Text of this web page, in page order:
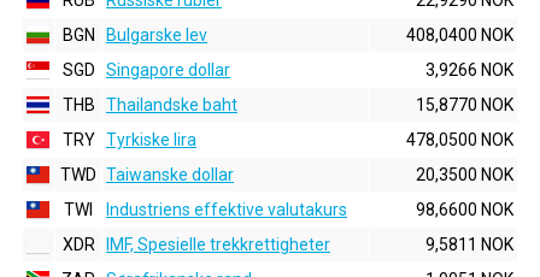
BGN
Bulgarske lev
408,0400 NOK
SGD
Singapore dollar
3,9266 NOK
THB
Thailandske baht
15,8770 NOK
TRY Tyrkiske lira
478,0500 NOK
TWD Taiwanske dollar
20,3500 NOK
TWI
Industriens effektive valutakurs
98,6600 NOK
XDR
IMF, Spesielle trekkrettigheter
9,5811 NOK